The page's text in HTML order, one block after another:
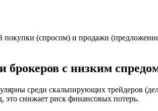
покупки (спросом) и продажи
брокеров с низким
среди скальпирующих трейдеров
это снижает риск финансовых потерь.